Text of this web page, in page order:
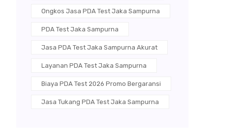
Ongkos Jasa PDA Test Jaka Sampurna
PDA Test Jaka Sampurna
Jasa PDA Test Jaka Sampurna Akurat
Layanan PDA Test Jaka Sampurna
Biaya PDA Test 2026 Promo Bergaransi
Jasa Tukang PDA Test Jaka Sampurna